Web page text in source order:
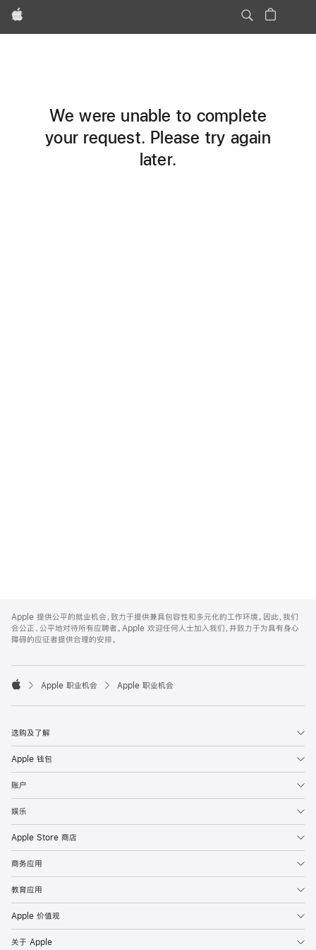
Apple
We were unable to complete
your request. Please try again
later.
Footer
Apple 提供公平的就业机会，致力于提供兼具包容性和多元化的工作环境。因此，我们
会公正、公平地对待所有应聘者。Apple 欢迎任何人士加入我们，并致力于为具有身心
障碍的应征者提供合理的安排。

Apple 职业机会 Apple 职业机会
选购及了解
Apple 钱包
账户
娱乐
Apple Store 商店
商务应用
教育应用
Apple 价值观
关于 Apple